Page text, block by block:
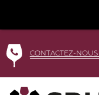
au
contenuCONTACTEZ-NOUS